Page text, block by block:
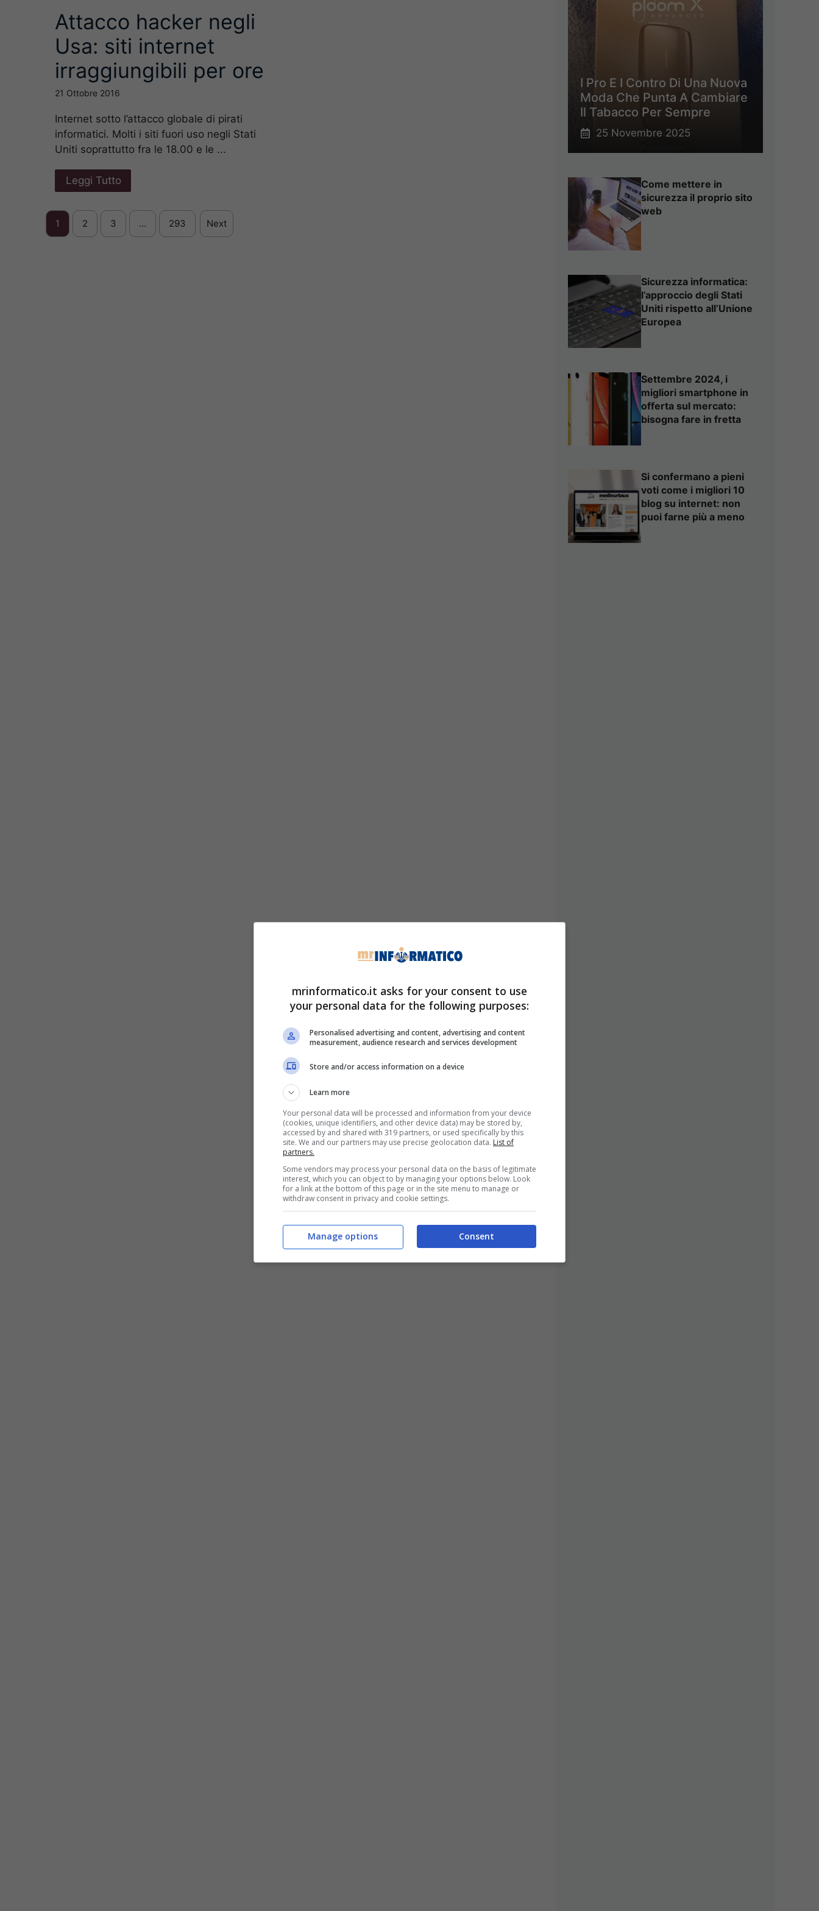
Attacco hacker negli
Usa: siti internet
irraggiungibili per ore
21 Ottobre 2016
Internet sotto l’attacco globale di pirati
informatici. Molti i siti fuori uso negli Stati
Uniti soprattutto fra le 18.00 e le ...
Leggi Tutto
1 2 3 … 293 Next
I Pro E I Contro Di Una Nuova
Moda Che Punta A Cambiare
Il Tabacco Per Sempre
25 Novembre 2025
Come mettere in
sicurezza il proprio sito
web
Sicurezza informatica:
l’approccio degli Stati
Uniti rispetto all’Unione
Europea
Settembre 2024, i
migliori smartphone in
offerta sul mercato:
bisogna fare in fretta
Si confermano a pieni
voti come i migliori 10
blog su internet: non
puoi farne più a meno
mrinformatico.it asks for your consent to use
your personal data for the following purposes:
Personalised advertising and content, advertising and content
measurement, audience research and services development
Store and/or access information on a device
Learn more
Your personal data will be processed and information from your device
(cookies, unique identifiers, and other device data) may be stored by,
accessed by and shared with 319 partners, or used specifically by this
site. We and our partners may use precise geolocation data. List of
partners.
Some vendors may process your personal data on the basis of legitimate
interest, which you can object to by managing your options below. Look
for a link at the bottom of this page or in the site menu to manage or
withdraw consent in privacy and cookie settings.
Consent
Manage options